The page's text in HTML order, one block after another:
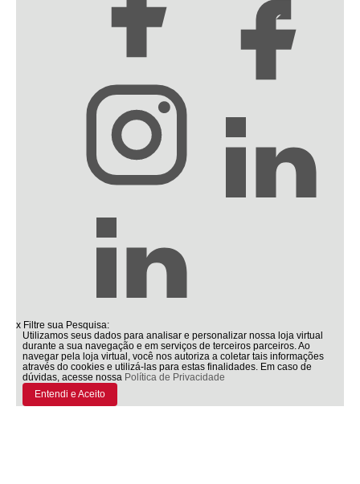
x Filtre sua Pesquisa:
Utilizamos seus dados para analisar e personalizar nossa loja virtual
durante a sua navegação e em serviços de terceiros parceiros. Ao
navegar pela loja virtual, você nos autoriza a coletar tais informações
através do cookies e utilizá-las para estas finalidades. Em caso de
dúvidas, acesse nossa Política de Privacidade
Entendi e Aceito